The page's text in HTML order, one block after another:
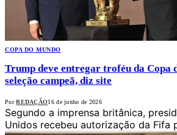
COPA DO MUNDO
Trump deve entregar troféu da Copa
seleção campeã, diz site
Por REDAÇÃO16 de junho de 2026
Segundo a imprensa britânica,
Unidos recebeu autorização da